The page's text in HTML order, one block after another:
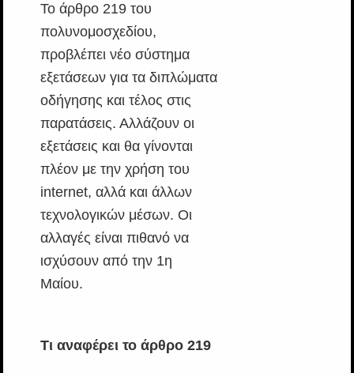
Το άρθρο 219 του
πολυνομοσχεδίου,
προβλέπει νέο σύστημα
εξετάσεων για τα διπλώματα
οδήγησης και τέλος στις
παρατάσεις. Αλλάζουν οι
εξετάσεις και θα γίνονται
πλέον με την χρήση του
internet, αλλά και άλλων
τεχνολογικών μέσων. Οι
αλλαγές είναι πιθανό να
ισχύσουν από την 1η
Μαίου.
Τι αναφέρει το άρθρο 219